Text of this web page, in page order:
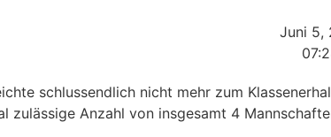
Juni 5,
schlussendlich nicht mehr zum
zulässige Anzahl von insgesamt 4